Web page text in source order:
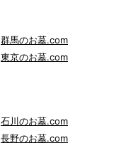
群馬のお墓.com
東京のお墓.com
石川のお墓.com
長野のお墓.com